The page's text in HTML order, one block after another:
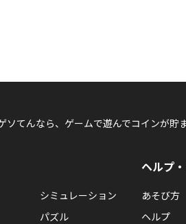
ソてんなら、ゲームで遊んでコインが貯
シミュレーション
パズル
ヘルプ
あそび方
ヘルプ